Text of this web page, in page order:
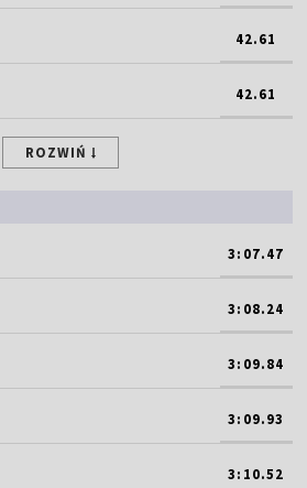
42.61
42.61
ROZWIŃ
3:07.47
3:08.24
3:09.84
3:09.93
3:10.52